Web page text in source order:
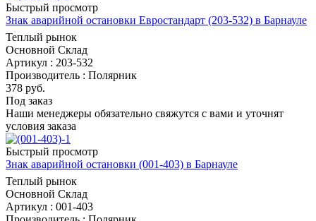
Быстрый просмотр
Знак аварийной остановки Евростандарт (203-532) в Барнауле
Теплый рынок
Основной Склад
Артикул : 203-532
Производитель : Полярник
378 руб.
Под заказ
Наши менеджеры обязательно свяжутся с вами и уточнят
условия заказа
Быстрый просмотр
Знак аварийной остановки (001-403) в Барнауле
Теплый рынок
Основной Склад
Артикул : 001-403